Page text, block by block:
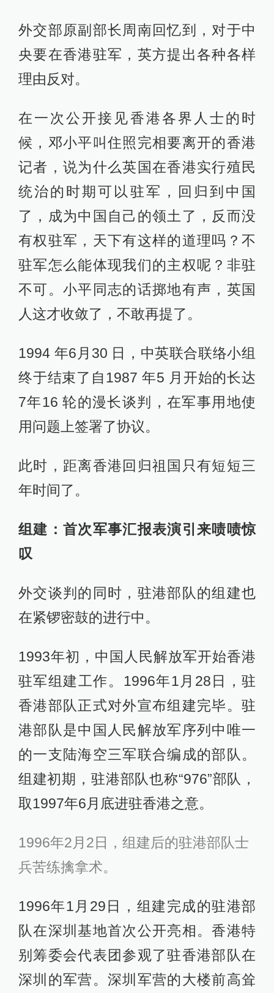
外交部原副部长周南回忆到，对于中
央要在香港驻军，英方提出各种各样
理由反对。
在一次公开接见香港各界人士的时
候，邓小平叫住照完相要离开的香港
记者，说为什么英国在香港实行殖民
统治的时期可以驻军，回归到中国
了，成为中国自己的领土了，反而没
有权驻军，天下有这样的道理吗？不
驻军怎么能体现我们的主权呢？非驻
不可。小平同志的话掷地有声，英国
人这才收敛了，不敢再提了。
1994 年6月30 日，中英联合联络小组
终于结束了自1987 年5 月开始的长达
7年16 轮的漫长谈判，在军事用地使
用问题上签署了协议。
此时，距离香港回归祖国只有短短三
年时间了。
组建：首次军事汇报表演引来啧啧惊
叹
外交谈判的同时，驻港部队的组建也
在紧锣密鼓的进行中。
1993年初，中国人民解放军开始香港
驻军组建工作。1996年1月28日，驻
香港部队正式对外宣布组建完毕。驻
港部队是中国人民解放军序列中唯一
的一支陆海空三军联合编成的部队。
组建初期，驻港部队也称“976”部队，
取1997年6月底进驻香港之意。
1996年2月2日，组建后的驻港部队士
兵苦练擒拿术。
1996年1月29日，组建完成的驻港部
队在深圳基地首次公开亮相。香港特
别筹委会代表团参观了驻香港部队在
深圳的军营。深圳军营的大楼前高耸